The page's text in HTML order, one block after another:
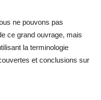
ne pouvons pas
ce grand ouvrage, mais
la terminologie
et conclusions sur